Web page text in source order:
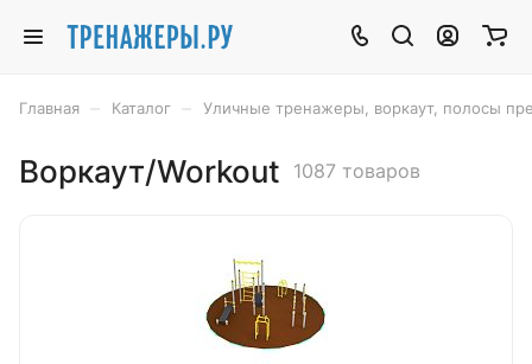
Главная Каталог Уличные тренажеры, воркаут, полосы
Воркаут/Workout 1087 товаров